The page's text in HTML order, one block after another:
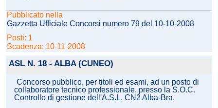
Pubblicato nella
Gazzetta Ufficiale Concorsi numero 79 del 10-10-2008
Posti: 1
Scadenza: 10-11-2008
ASL N. 18 - ALBA (CUNEO)
Concorso pubblico, per titoli ed esami, ad un posto di
collaboratore tecnico professionale, presso la S.O.C.
Controllo di gestione dell'A.S.L. CN2 Alba-Bra.